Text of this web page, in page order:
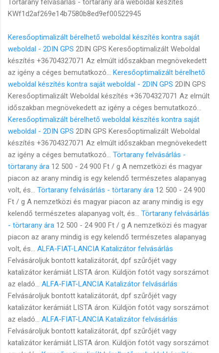
KWf1d2af269e14b7580b8ed9ef00522945
Keresőoptimalizált bérelhető weboldal készítés kontra saját
weboldal - 2DIN GPS 2DIN GPS Keresőoptimalizált Weboldal
készítés +36704327071 Az elmúlt időszakban megnövekedett
az igény a céges bemutatkozó... Keresőoptimalizált bérelhető
weboldal készítés kontra saját weboldal - 2DIN GPS 2DIN GPS
Keresőoptimalizált Weboldal készítés +36704327071 Az elmúlt
időszakban megnövekedett az igény a céges bemutatkozó...
Keresőoptimalizált bérelhető weboldal készítés kontra saját
weboldal - 2DIN GPS 2DIN GPS Keresőoptimalizált Weboldal
készítés +36704327071 Az elmúlt időszakban megnövekedett
az igény a céges bemutatkozó... Törtarany felvásárlás -
törtarany ára 12 500 - 24 900 Ft / g A nemzetközi és magyar
piacon az arany mindig is egy kelendő természetes alapanyag
volt, és... Törtarany felvásárlás - törtarany ára 12 500 - 24 900
Ft / g A nemzetközi és magyar piacon az arany mindig is egy
kelendő természetes alapanyag volt, és... Törtarany felvásárlás
- törtarany ára 12 500 - 24 900 Ft / g A nemzetközi és magyar
piacon az arany mindig is egy kelendő természetes alapanyag
volt, és... ALFA-FIAT-LANCIA Katalizátor felvásárlás
Felvásároljuk bontott katalizátorát, dpf szűrőjét vagy
katalizátor kerámiát LISTA áron. Küldjön fotót vagy sorszámot
az eladó... ALFA-FIAT-LANCIA Katalizátor felvásárlás
Felvásároljuk bontott katalizátorát, dpf szűrőjét vagy
katalizátor kerámiát LISTA áron. Küldjön fotót vagy sorszámot
az eladó... ALFA-FIAT-LANCIA Katalizátor felvásárlás
Felvásároljuk bontott katalizátorát, dpf szűrőjét vagy
katalizátor kerámiát LISTA áron. Küldjön fotót vagy sorszámot